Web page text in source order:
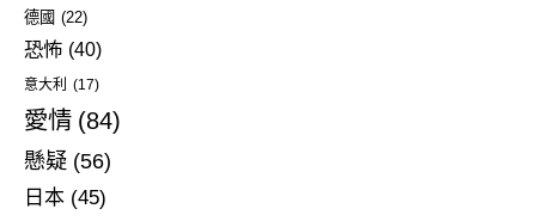
德國 (22)
恐怖 (40)
意大利 (17)
愛情 (84)
懸疑 (56)
日本 (45)